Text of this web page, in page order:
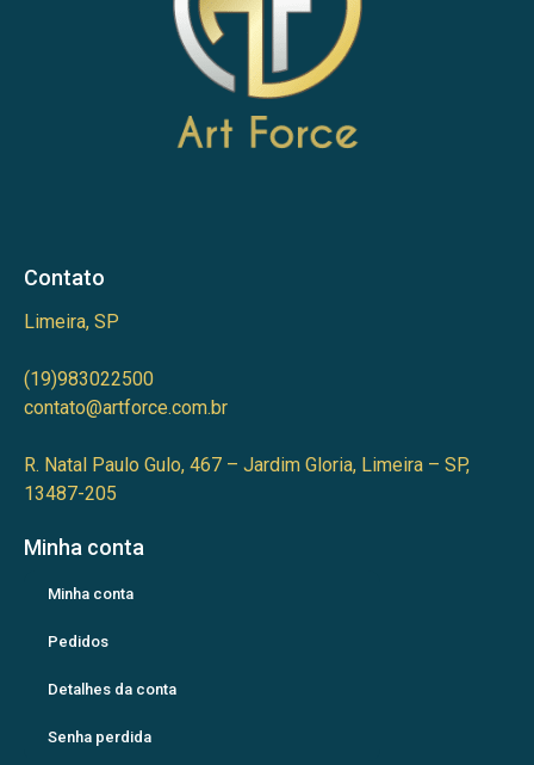
Contato
Limeira, SP
(19)983022500
contato@artforce.com.br
R. Natal Paulo Gulo, 467 – Jardim Gloria, Limeira – SP,
13487-205
Minha conta
Minha conta
Pedidos
Detalhes da conta
Senha perdida